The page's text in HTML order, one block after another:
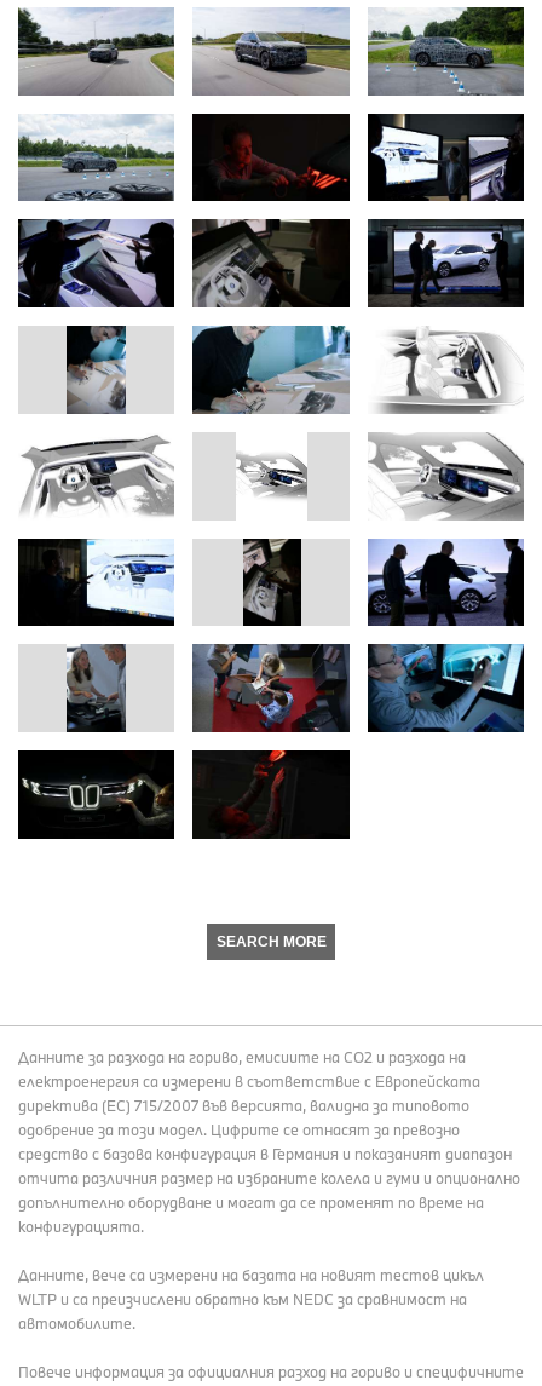
SEARCH MORE
Данните за разхода на гориво, емисиите на СО2 и разхода на
електроенергия са измерени в съответствие с Европейската
директива (EC) 715/2007 във версията, валидна за типовото
одобрение за този модел. Цифрите се отнасят за превозно
средство с базова конфигурация в Германия и показаният диапазон
отчита различния размер на избраните колела и гуми и опционално
допълнително оборудване и могат да се променят по време на
конфигурацията.
Данните, вече са измерени на базата на новият тестов цикъл
WLTP и са преизчислени обратно към NEDC за сравнимост на
автомобилите.
Повече информация за официалния разход на гориво и специфичните